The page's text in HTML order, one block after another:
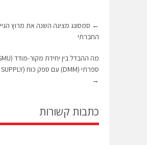
← סמסונג מציגה השנה את מרוץ
החברתי
ספרתי (DMM) עם ספק כוח (POWER SUPPLY)?
→
כתבות קשורות